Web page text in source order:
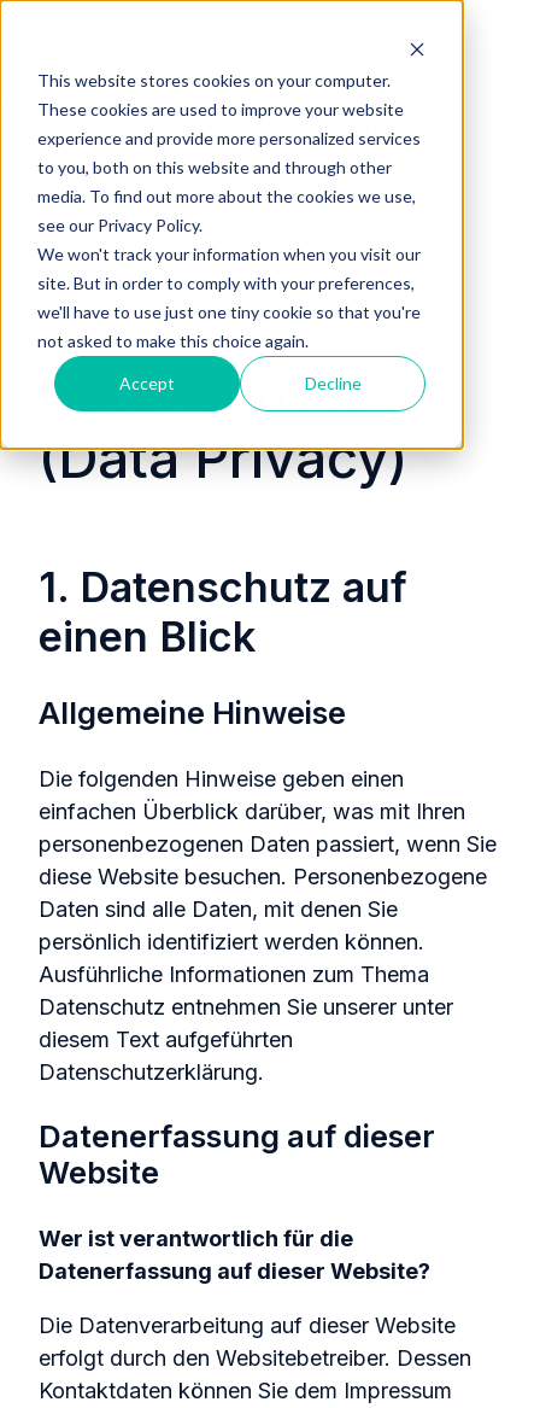
This website stores cookies on your computer.
These cookies are used to improve your website
experience and provide more personalized services
to you, both on this website and through other
media. To find out more about the cookies we use,
see our Privacy Policy.
We won't track your information when you visit our
site. But in order to comply with your preferences,
we'll have to use just one tiny cookie so that you're
not asked to make this choice again.
Accept Decline
Platform Partners
Business Support
For EV Drivers
Datenschutz
(Data Privacy)
1. Datenschutz auf
einen Blick
Allgemeine Hinweise
Die folgenden Hinweise geben einen
einfachen Überblick darüber, was mit Ihren
personenbezogenen Daten passiert, wenn Sie
diese Website besuchen. Personenbezogene
Daten sind alle Daten, mit denen Sie
persönlich identifiziert werden können.
Ausführliche Informationen zum Thema
Datenschutz entnehmen Sie unserer unter
diesem Text aufgeführten
Datenschutzerklärung.
Datenerfassung auf dieser
Website
Wer ist verantwortlich für die
Datenerfassung auf dieser Website?
Die Datenverarbeitung auf dieser Website
erfolgt durch den Websitebetreiber. Dessen
Kontaktdaten können Sie dem Impressum